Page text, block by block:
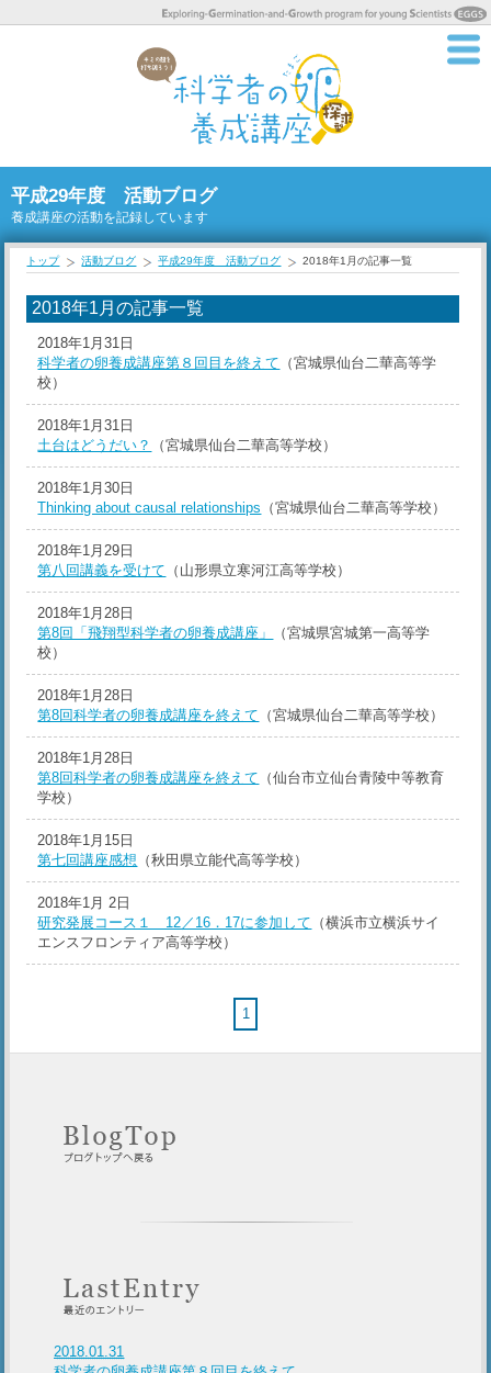
平成29年度 活動ブログ
養成講座の活動を記録しています
トップ 活動ブログ 平成29年度 活動ブログ 2018年1月の記事一覧
2018年1月の記事一覧
2018年1月31日
科学者の卵養成講座第８回目を終えて （宮城県仙台二華高等学
校）
2018年1月31日
土台はどうだい？
（宮城県仙台二華高等学校）
2018年1月30日
Thinking about causal relationships （宮城県仙台二華高等学校）
2018年1月29日
第八回講義を受けて （山形県立寒河江高等学校）
2018年1月28日
第8回「飛翔型科学者の卵養成講座」
（宮城県宮城第一高等学
校）
2018年1月28日
第8回科学者の卵養成講座を終えて （宮城県仙台二華高等学校）
2018年1月28日
第8回科学者の卵養成講座を終えて （仙台市立仙台青陵中等教育
学校）
2018年1月15日
第七回講座感想 （秋田県立能代高等学校）
2018年1月 2日
研究発展コース１ 12／16．17に参加して （横浜市立横浜サイ
エンスフロンティア高等学校）
1
2018.01.31